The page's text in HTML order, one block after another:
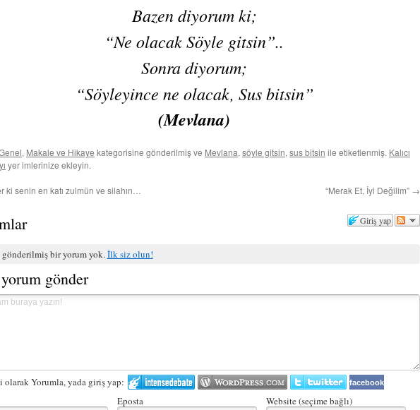
Bazen diyorum ki;
“Ne olacak Söyle gitsin”..
Sonra diyorum;
“Söyleyince ne olacak, Sus bitsin”
(Mevlana)
, Makale ve Hikaye kategorisine gönderilmiş ve Mevlana, söyle gitsin, sus bitsin ile etiketlenmiş. Kalıcı
yer imlerinize ekleyin.
ki senin en katı zulmün ve silahın… “Merak Et, İyi Değilim” →
Giriş yap
gönderilmiş bir yorum yok.İlk siz olun!
gönder
olarak Yorumla, yada giriş yap: facebook
Eposta Website (seçime bağlı)